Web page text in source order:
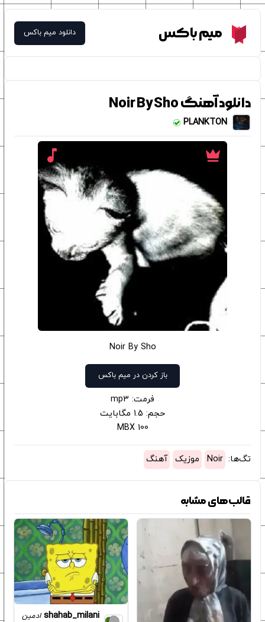
Meme Boxمیم باکس دانلود میم باکس
دانلود آهنگ Noir By Sho
PLANKTON
Noir By Sho
باز کردن در میم باکس
فرمت: mp3
حجم: 1.5 مگابایت
100 MBX
تگ‌ها: Noir موزیک آهنگ
قالب‌های مشابه
shahab_milani ادمین